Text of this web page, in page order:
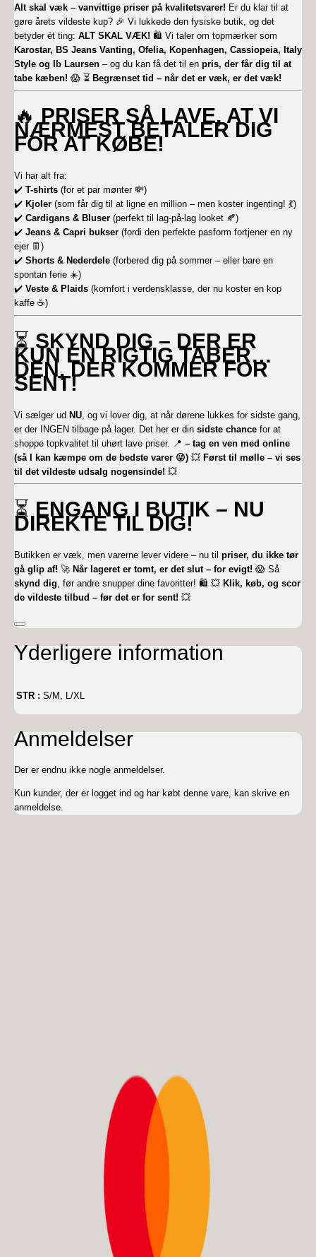
Alt skal væk – vanvittige priser på kvalitetsvarer! Er du klar til at
gøre årets vildeste kup? 🎉 Vi lukkede den fysiske butik, og det
betyder ét ting: ALT SKAL VÆK! 🛍️ Vi taler om topmærker som
Karostar, BS Jeans Vanting, Ofelia, Kopenhagen, Cassiopeia, Italy
Style og Ib Laursen – og du kan få det til en pris, der får dig til at
tabe kæben! 😱 ⏳ Begrænset tid – når det er væk, er det væk!
🔥 PRISER SÅ LAVE, AT VI
NÆRMEST BETALER DIG
FOR AT KØBE!
Vi har alt fra:
✔️ T-shirts (for et par mønter 💸)
✔️ Kjoler (som får dig til at ligne en million – men koster ingenting! 💃)
✔️ Cardigans & Bluser (perfekt til lag-på-lag looket 🍂)
✔️ Jeans & Capri bukser (fordi den perfekte pasform fortjener en ny
ejer 👖)
✔️ Shorts & Nederdele (forbered dig på sommer – eller bare en
spontan ferie ☀️)
✔️ Veste & Plaids (komfort i verdensklasse, der nu koster en kop
kaffe ☕)
⏳ SKYND DIG – DER ER
KUN ÉN RIGTIG TABER…
DEN, DER KOMMER FOR
SENT!
Vi sælger ud NU , og vi lover dig, at når dørene lukkes for sidste gang,
er der INGEN tilbage på lager. Det her er din sidste chance for at
shoppe topkvalitet til uhørt lave priser. 📍 – tag en ven med online
(så I kan kæmpe om de bedste varer 😜) 💥 Først til mølle – vi ses
til det vildeste udsalg nogensinde! 💥
⏳ ENGANG I BUTIK – NU
DIREKTE TIL DIG!
Butikken er væk, men varerne lever videre – nu til priser, du ikke tør
gå glip af! 🚀 Når lageret er tomt, er det slut – for evigt! 😱 Så
skynd dig , før andre snupper dine favoritter! 🛍️ 💥 Klik, køb, og scor
de vildeste tilbud – før det er for sent! 💥
Yderligere information
STR : S/M, L/XL
Anmeldelser
Der er endnu ikke nogle anmeldelser.
Kun kunder, der er logget ind og har købt denne vare, kan skrive en
anmeldelse.